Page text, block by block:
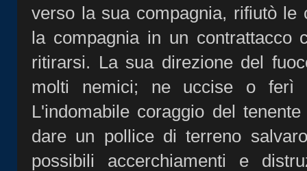
verso la sua compagnia, rifiutò le
la compagnia in un contrattacco
ritirarsi. La sua direzione del
molti nemici; ne uccise o ferì
L'indomabile coraggio del
dare un pollice di terreno
possibili accerchiamenti e